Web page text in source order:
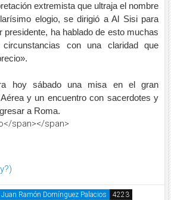
extremista que ultraja el nombre
elogio, se dirigió a Al Sisi para
presidente, ha hablado de esto muchas
con una claridad que
hoy sábado una misa en el gran
y un encuentro con sacerdotes y
a Roma.
span></span>
Juan Ramón Domínguez Palacios